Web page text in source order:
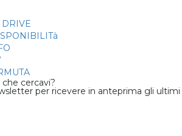
DRIVE
cercavi?
per ricevere in anteprima gli ultimi